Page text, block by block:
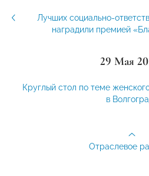
Лучших социально-
наградили премией
29 Мая
Круглый стол по теме
в
Отраслевое